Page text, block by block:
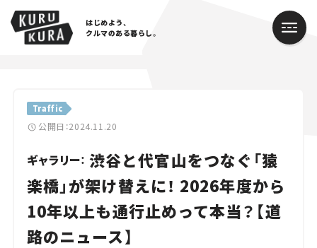
はじめよう、
クルマのある暮らし。
Traffic
公開日：2024.11.20
ギャラリー： 渋谷と代官山をつなぐ「猿
楽橋」が架け替えに！ 2026年度から
10年以上も通行止めって本当？【道
路のニュース】
Cars
Lifestyle
Traffic
Special